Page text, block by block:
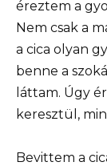
éreztem a
Nem csak a
a cica olyan
benne a
láttam. Úgy
keresztül,
Bevittem a